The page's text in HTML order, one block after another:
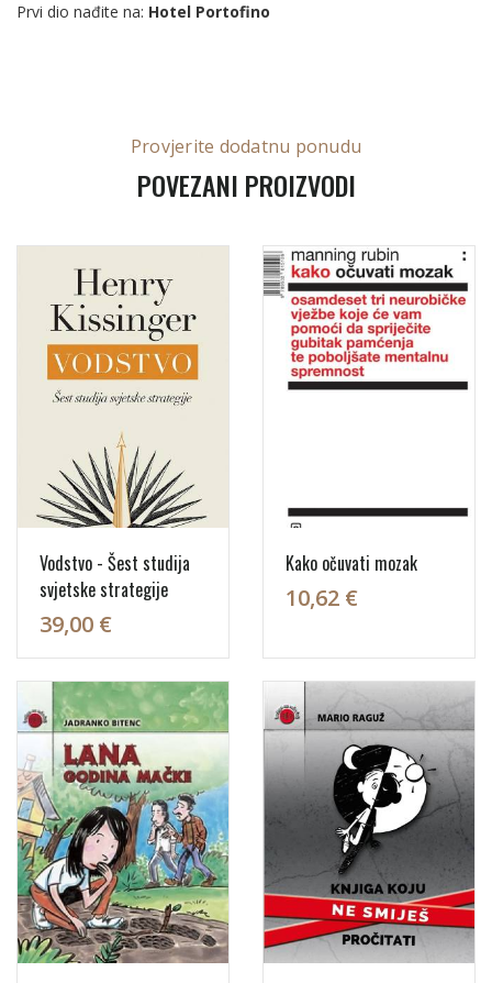
Prvi dio nađite na: Hotel Portofino
Provjerite dodatnu ponudu
POVEZANI PROIZVODI
Vodstvo - Šest studija
svjetske strategije
39,00 €
Kako očuvati mozak
10,62 €